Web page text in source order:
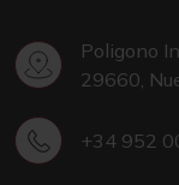
Poligono
29660,
+34 952